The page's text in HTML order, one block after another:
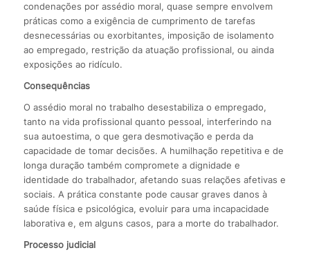
condenações por assédio moral, quase sempre envolvem
práticas como a exigência de cumprimento de tarefas
desnecessárias ou exorbitantes, imposição de isolamento
ao empregado, restrição da atuação profissional, ou ainda
exposições ao ridículo.
Consequências
O assédio moral no trabalho desestabiliza o empregado,
tanto na vida profissional quanto pessoal, interferindo na
sua autoestima, o que gera desmotivação e perda da
capacidade de tomar decisões. A humilhação repetitiva e de
longa duração também compromete a dignidade e
identidade do trabalhador, afetando suas relações afetivas e
sociais. A prática constante pode causar graves danos à
saúde física e psicológica, evoluir para uma incapacidade
laborativa e, em alguns casos, para a morte do trabalhador.
Processo judicial